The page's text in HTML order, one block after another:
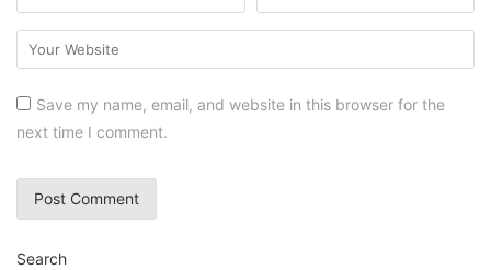
Save my name, email, and website in this browser for the
next time I comment.
Search